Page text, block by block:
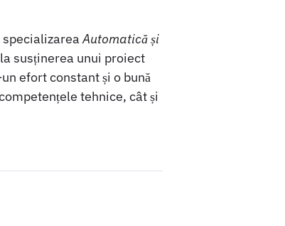
specializareaAutomatică și
susținerea unui proiect
efort constant și o bună
tehnice, cât și